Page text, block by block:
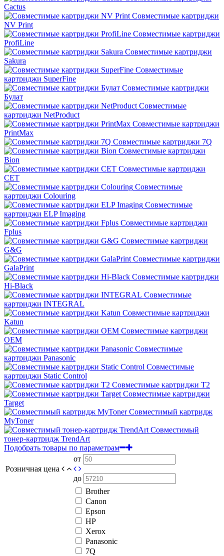
Cactus
Совместимые картриджи
NV Print
Совместимые картриджи
ProfiLine
Совместимые картриджи
Sakura
Совместимые
картриджи SuperFine
Совместимые картриджи
Булат
Совместимые
картриджи NetProduct
Совместимые картриджи
PrintMax
Совместимые картриджи 7Q
Совместимые картриджи
Bion
Совместимые картриджи
CET
Совместимые
картриджи Colouring
Совместимые
картриджи ELP Imaging
Совместимые картриджи
Fplus
Совместимые картриджи
G&G
Совместимые картриджи
GalaPrint
Совместимые картриджи
Hi-Black
Совместимые
картриджи INTEGRAL
Совместимые картриджи
Katun
Совместимые картриджи
OEM
Совместимые
картриджи Panasonic
Совместимые
картриджи Static Control
Совместимые картриджи T2
Совместимые картриджи
Target
Совместимый картридж
MyToner
Совместимый
тонер-картридж TrendArt
Подобрать товары по параметрам
Розничная цена
от
до
Brother
Canon
Epson
HP
Xerox
Panasonic
7Q